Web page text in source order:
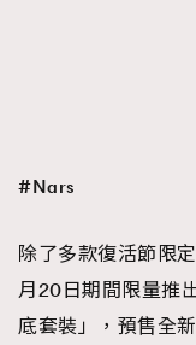
#Nars
除了多款復活節限
月 20日期間限量推
底套裝」， 預售全